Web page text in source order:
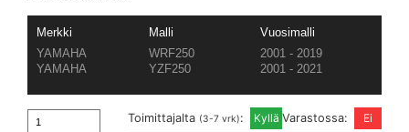
Merkki Malli
Vuosimalli
YAMAHA
WRF250
2001 - 2019
YAMAHA
YZF250 2001 - 2021
Varastossa:
Toimittajalta (3-7 vrk):